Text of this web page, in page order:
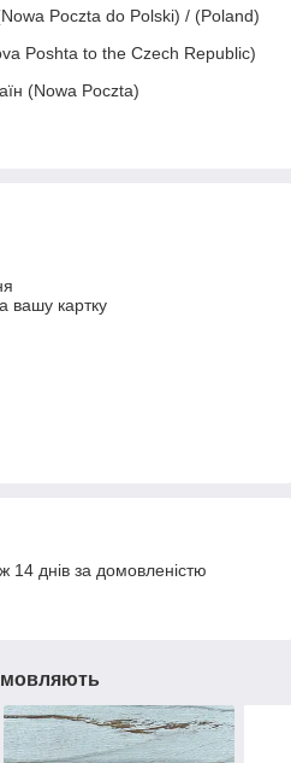
Poczta do Polski) / (Poland)
Poshta to the Czech Republic)
(Nowa Poczta)
вашу картку
14 днів за домовленістю